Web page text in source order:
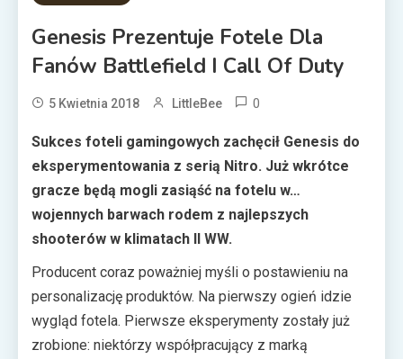
Genesis Prezentuje Fotele Dla
Fanów Battlefield I Call Of Duty
5 Kwietnia 2018 LittleBee 0
Sukces foteli gamingowych zachęcił Genesis do
eksperymentowania z serią Nitro. Już wkrótce
gracze będą mogli zasiąść na fotelu w…
wojennych barwach rodem z najlepszych
shooterów w klimatach II WW.
Producent coraz poważniej myśli o postawieniu na
personalizację produktów. Na pierwszy ogień idzie
wygląd fotela. Pierwsze eksperymenty zostały już
zrobione: niektórzy współpracujący z marką